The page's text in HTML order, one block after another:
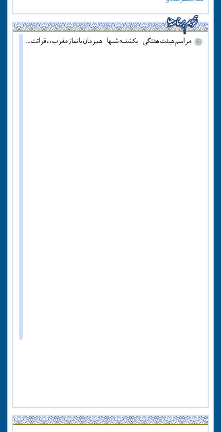
مراسم هیئت هفتگی - یکشنبه شبها - همزمان با نماز مغرب ::: قرائت دعای آل یاسین - پنج شنبه ها قبل از اذان مغرب ::: همه روزه نماز جماعت مغرب و عشاء برگزار میشود